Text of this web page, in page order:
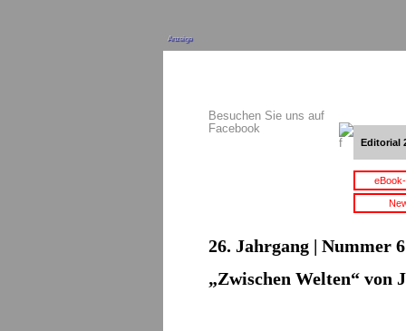
Anzeige
Besuchen Sie uns auf
Facebook
Editorial
26. Jahrgang | Nummer
„Zwischen Welten“ von